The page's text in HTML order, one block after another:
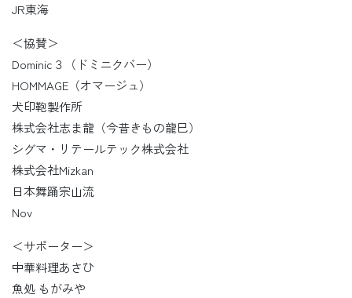
JR東海
＜協賛＞
Dominic３（ドミニクバー）
HOMMAGE（オマージュ）
犬印鞄製作所
株式会社志ま龍（今昔きもの龍巳）
シグマ・リテールテック株式会社
株式会社Mizkan
日本舞踊宗山流
Nov
＜サポーター＞
中華料理あさひ
魚処 もがみや